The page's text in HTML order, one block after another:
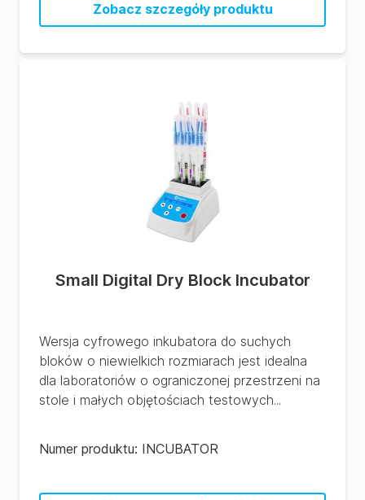
Zobacz szczegóły produktu
Small Digital Dry Block Incubator
Wersja cyfrowego inkubatora do suchych
bloków o niewielkich rozmiarach jest idealna
dla laboratoriów o ograniczonej przestrzeni na
stole i małych objętościach testowych...
Numer produktu: INCUBATOR